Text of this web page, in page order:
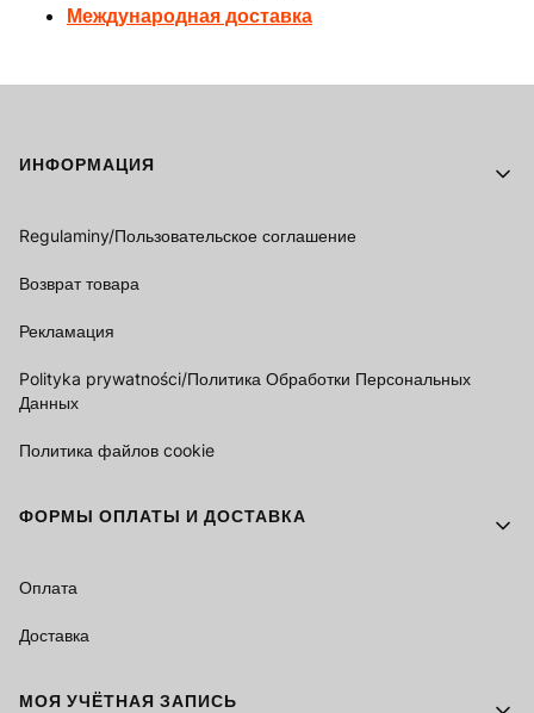
Международная доставка
Footer menu
ИНФОРМАЦИЯ
Regulaminy/Пользовательское соглашение
Возврат товара
Рекламация
Polityka prywatności/Политика Обработки Персональных
Данных
Политика файлов cookie
ФОРМЫ ОПЛАТЫ И ДОСТАВКА
Оплата
Доставка
МОЯ УЧЁТНАЯ ЗАПИСЬ